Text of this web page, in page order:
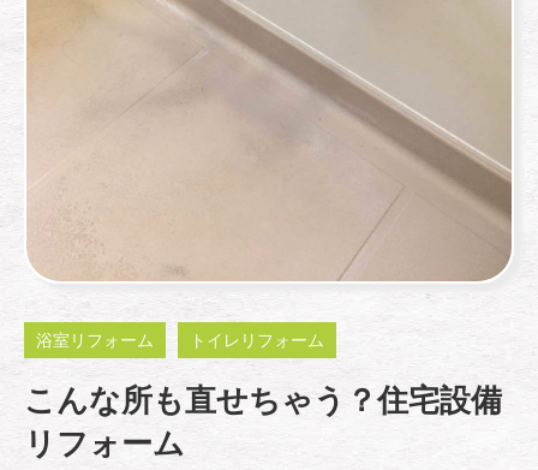
浴室リフォーム トイレリフォーム
こんな所も直せちゃう？住宅設備
リフォーム